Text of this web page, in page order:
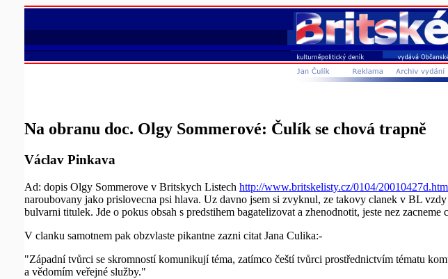
Na obranu doc. Olgy Sommerové: Čulík se chová trapně
Václav Pinkava
Ad: dopis Olgy Sommerove v Britskych Listech http://www.britskelisty.cz/0104/
naroubovany jako prislovecna psi hlava. Uz davno jsem si zvyknul, ze takovy clanek v BL
bulvarni titulek. Jde o pokus obsah s predstihem bagatelizovat a zhenodnotit, jeste nez zacneme
V clanku samotnem pak obzvlaste pikantne zazni citat Jana Culika:-
"Západní tvůrci se skromností komunikují téma, zatímco čeští tvůrci prostřednictvím tématu
a vědomím veřejné služby."